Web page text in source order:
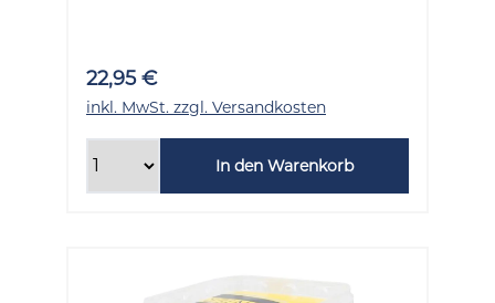
22,95 €
inkl. MwSt. zzgl. Versandkosten
In den Warenkorb